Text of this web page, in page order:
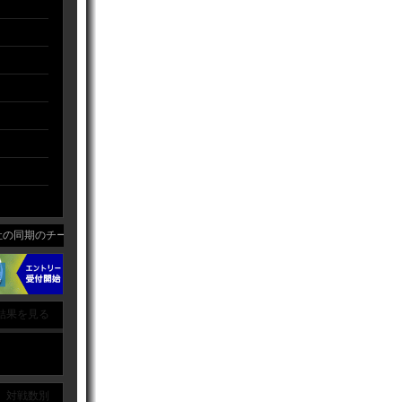
期のチームです！！
果を見る
対戦数別